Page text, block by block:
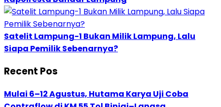
Satelit Lampung-1 Bukan Milik Lampung, Lalu
Siapa Pemilik Sebenarnya?
Recent Pos
Mulai 6–12 Agustus, Hutama Karya Uji Coba